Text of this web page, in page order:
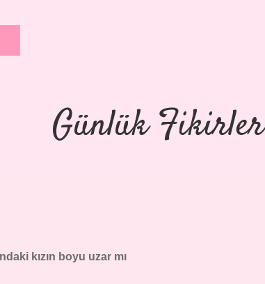
Günlük Fikirler
kızın boyu uzar mı